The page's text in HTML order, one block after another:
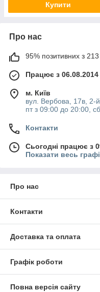
Купити
Про нас
95% позитивних з 213
Працює з 06.08.2014
м. Київ
вул. Вербова, 17в, 2-
пт з 09:00 до 20:00,
Контакти
Сьогодні працює з
Показати весь
Про нас
Контакти
Доставка та оплата
Графік роботи
Повна версія сайту